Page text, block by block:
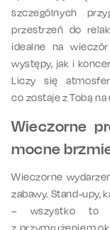
szczególnych
przestrzeń do
idealne na
występy, jak i
Liczy się
co zostaje z Tobą na
Wieczorne
mocne
Wieczorne
zabawy. Stand-upy,
– wszystko to
z przymrużeniem